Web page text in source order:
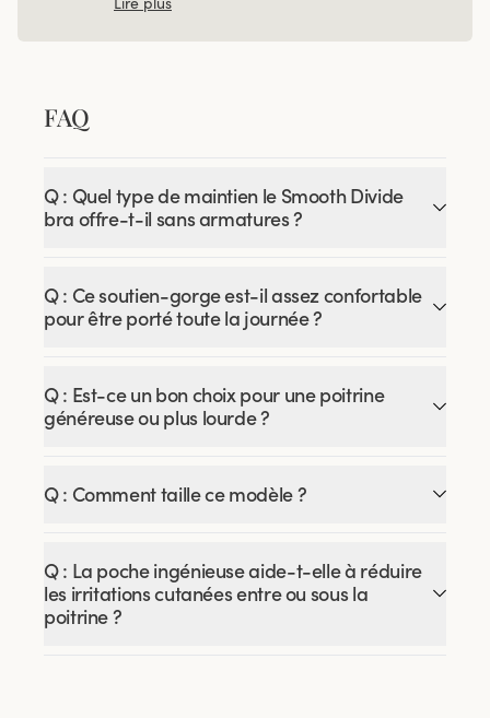
FAQ
Q : Quel type de maintien le Smooth Divide
bra offre-t-il sans armatures ?
Q : Ce soutien-gorge est-il assez confortable
pour être porté toute la journée ?
Q : Est-ce un bon choix pour une poitrine
généreuse ou plus lourde ?
Q : Comment taille ce modèle ?
Q : La poche ingénieuse aide-t-elle à réduire
les irritations cutanées entre ou sous la
poitrine ?